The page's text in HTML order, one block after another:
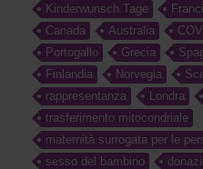
Kinderwunsch Tage
Canada
Australia
Portogallo
Grecia
Finlandia
Norvegia
rappresentanza
Londra
trasferimento mitocondriale
maternità surrogata per le
sesso del bambino